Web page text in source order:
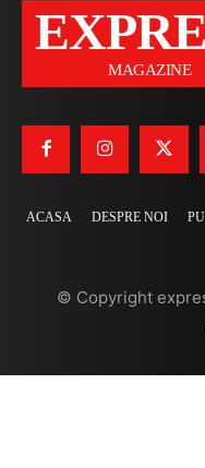
MAGAZINE
ACASA DESPRE NOI
© Copyright